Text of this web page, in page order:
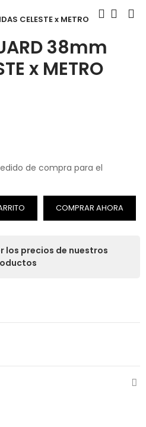
CELESTE x METRO
38mm
x METRO
de compra para el
COMPRAR AHORA
los precios de nuestros